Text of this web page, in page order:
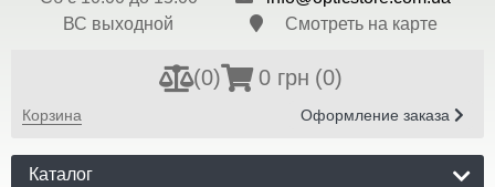
ВС выходной
Смотреть на карте
(0) 0 грн (0)
Корзина Оформление заказа
Каталог